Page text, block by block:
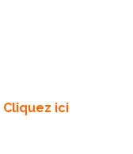
Cliquez ici